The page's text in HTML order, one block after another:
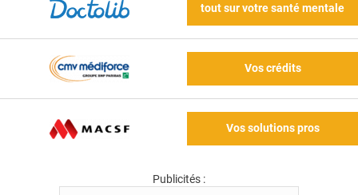
tout sur votre santé mentale
Vos crédits
Vos solutions pros
Publicités :